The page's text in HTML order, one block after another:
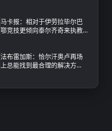
马卡报：相对于伊劳拉毕尔巴
鄂竞技更倾向泰尔齐奇来执教
法布雷加斯：恰尔汗奥卢再场
上总能找到最合理的解决方